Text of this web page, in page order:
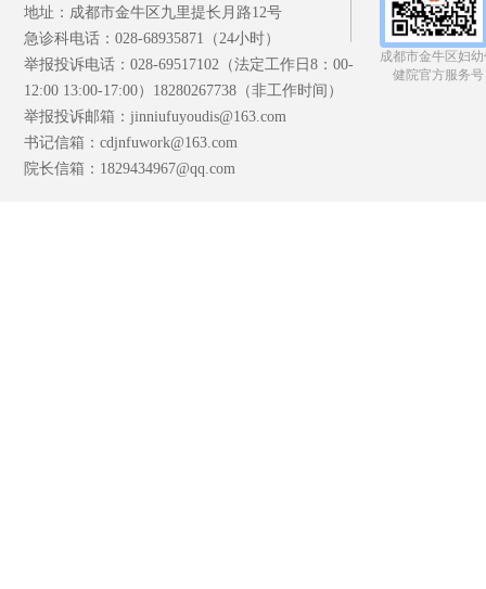
地址：成都市金牛区九里提长月路12号
急诊科电话：028-68935871（24小时）
举报投诉电话：028-69517102（法定工作日8：00-
12:00 13:00-17:00）18280267738（非工作时间）
举报投诉邮箱：jinniufuyoudis@163.com
书记信箱：cdjnfuwork@163.com
院长信箱：1829434967@qq.com
成都市金牛区妇
健院官方服务号